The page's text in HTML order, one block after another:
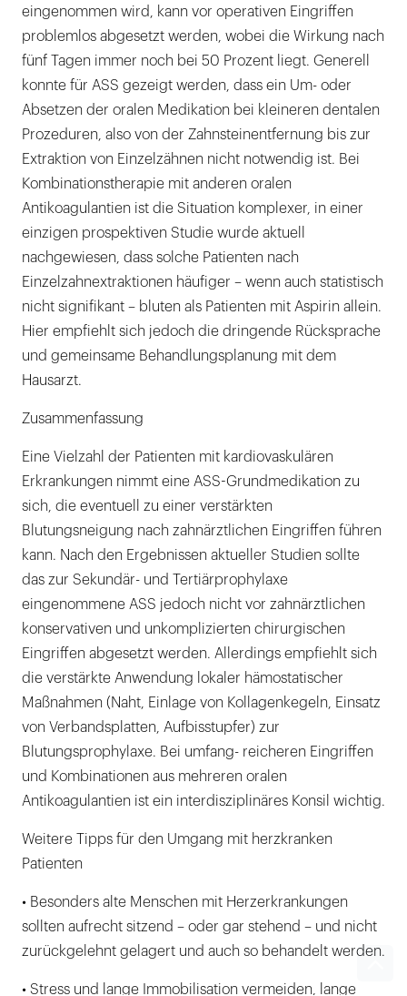
eingenommen wird, kann vor operativen Eingriffen
problemlos abgesetzt werden, wobei die Wirkung nach
fünf Tagen immer noch bei 50 Prozent liegt. Generell
konnte für ASS gezeigt werden, dass ein Um- oder
Absetzen der oralen Medikation bei kleineren dentalen
Prozeduren, also von der Zahnsteinentfernung bis zur
Extraktion von Einzelzähnen nicht notwendig ist. Bei
Kombinationstherapie mit anderen oralen
Antikoagulantien ist die Situation komplexer, in einer
einzigen prospektiven Studie wurde aktuell
nachgewiesen, dass solche Patienten nach
Einzelzahnextraktionen häufiger – wenn auch statistisch
nicht signifikant – bluten als Patienten mit Aspirin allein.
Hier empfiehlt sich jedoch die dringende Rücksprache
und gemeinsame Behandlungsplanung mit dem
Hausarzt.
Zusammenfassung
Eine Vielzahl der Patienten mit kardiovaskulären
Erkrankungen nimmt eine ASS-Grundmedikation zu
sich, die eventuell zu einer verstärkten
Blutungsneigung nach zahnärztlichen Eingriffen führen
kann. Nach den Ergebnissen aktueller Studien sollte
das zur Sekundär- und Tertiärprophylaxe
eingenommene ASS jedoch nicht vor zahnärztlichen
konservativen und unkomplizierten chirurgischen
Eingriffen abgesetzt werden. Allerdings empfiehlt sich
die verstärkte Anwendung lokaler hämostatischer
Maßnahmen (Naht, Einlage von Kollagenkegeln, Einsatz
von Verbandsplatten, Aufbisstupfer) zur
Blutungsprophylaxe. Bei umfang- reicheren Eingriffen
und Kombinationen aus mehreren oralen
Antikoagulantien ist ein interdisziplinäres Konsil wichtig.
Weitere Tipps für den Umgang mit herzkranken
Patienten
• Besonders alte Menschen mit Herzerkrankungen
sollten aufrecht sitzend – oder gar stehend – und nicht
zurückgelehnt gelagert und auch so behandelt werden.
• Stress und lange Immobilisation vermeiden, lange